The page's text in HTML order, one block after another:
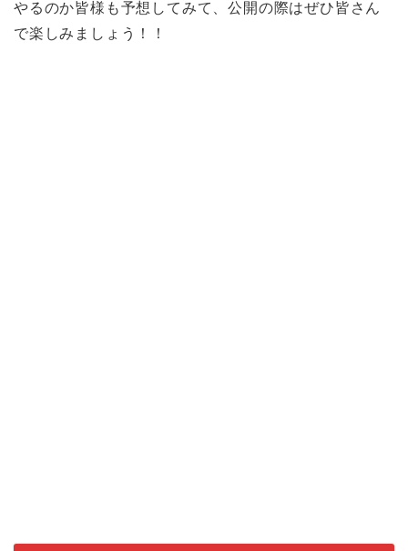
やるのか皆様も予想してみて、公開の際はぜひ皆さん
で楽しみましょう！！